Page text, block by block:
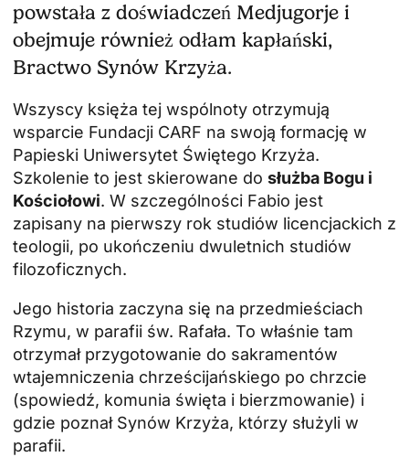
powstała z doświadczeń Medjugorje i
obejmuje również odłam kapłański,
Bractwo Synów Krzyża.
Wszyscy księża tej wspólnoty otrzymują
wsparcie Fundacji CARF na swoją formację w
Papieski Uniwersytet Świętego Krzyża.
Szkolenie to jest skierowane do służba Bogu i
Kościołowi. W szczególności Fabio jest
zapisany na pierwszy rok studiów licencjackich z
teologii, po ukończeniu dwuletnich studiów
filozoficznych.
Jego historia zaczyna się na przedmieściach
Rzymu, w parafii św. Rafała. To właśnie tam
otrzymał przygotowanie do sakramentów
wtajemniczenia chrześcijańskiego po chrzcie
(spowiedź, komunia święta i bierzmowanie) i
gdzie poznał Synów Krzyża, którzy służyli w
parafii.